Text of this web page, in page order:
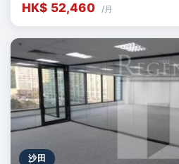
HK$ 52,460 /月
沙田